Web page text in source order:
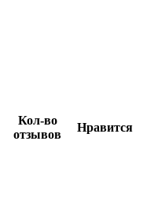
Кол-во
отзывов
Нравится